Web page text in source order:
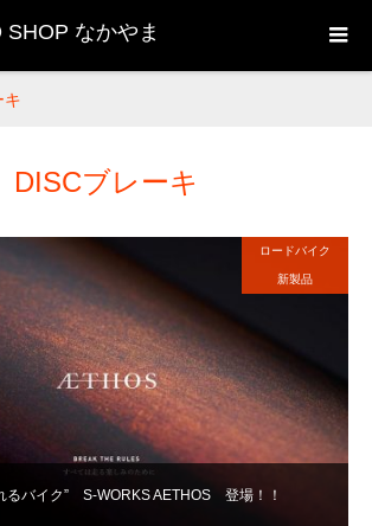
なかやま
キ
DISCブレーキ
るバイク” S-WORKS AETHOS 登場！！
ロードバイク
新製品